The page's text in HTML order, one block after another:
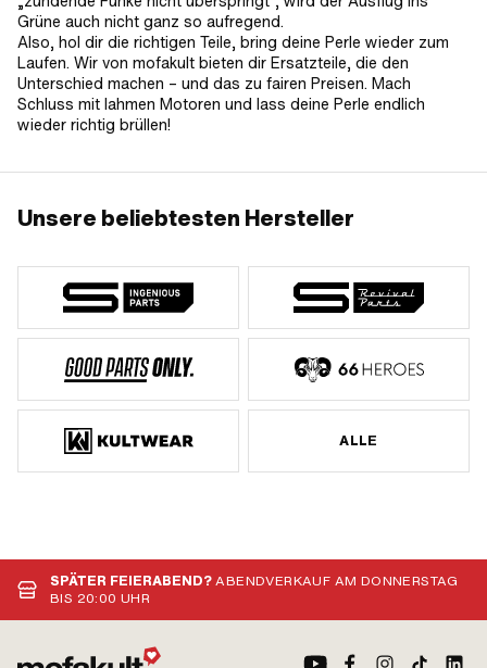
Grüne auch nicht ganz so aufregend.
Also, hol dir die richtigen Teile, bring deine Perle wieder zum
Laufen. Wir von mofakult bieten dir Ersatzteile, die den
Unterschied machen – und das zu fairen Preisen. Mach
Schluss mit lahmen Motoren und lass deine Perle endlich
wieder richtig brüllen!
Unsere beliebtesten Hersteller
ALLE
SPÄTER FEIERABEND?ABENDVERKAUF AM DONNERSTAG
BIS 20:00 UHR